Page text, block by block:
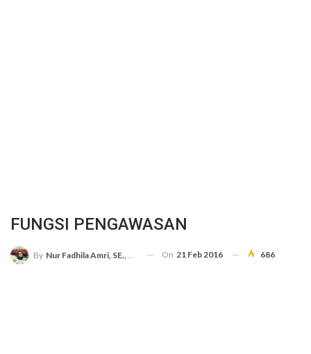
FUNGSI PENGAWASAN
By Nur Fadhila Amri, SE., Ak., M.Si On 21 Feb 2016 686